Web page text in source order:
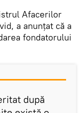
Afacerilor
a anunțat că a
fondatorului
după